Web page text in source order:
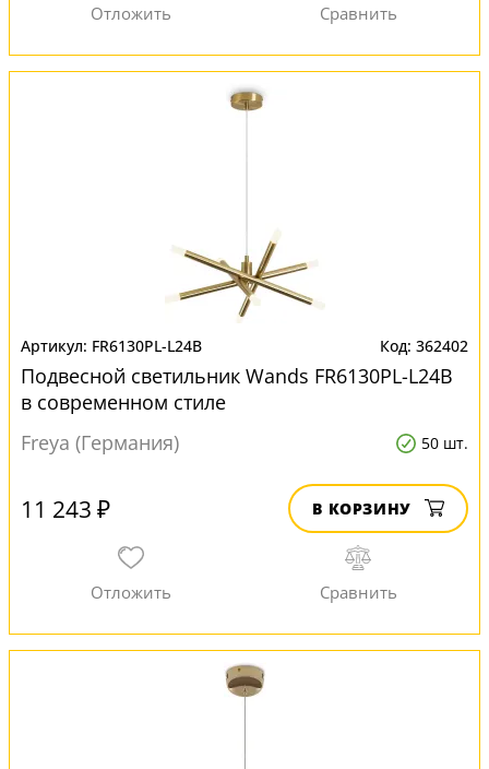
FR6130PL-L24B 362402
Подвесной светильник Wands FR6130PL-L24B
в современном стиле
Freya (Германия)
50 шт.
11 243 ₽ В КОРЗИНУ